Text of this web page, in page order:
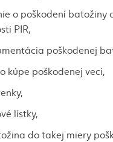
o poškodení batožiny
PIR,
poškodenej
kúpe poškodenej veci,
lístky,
do takej miery